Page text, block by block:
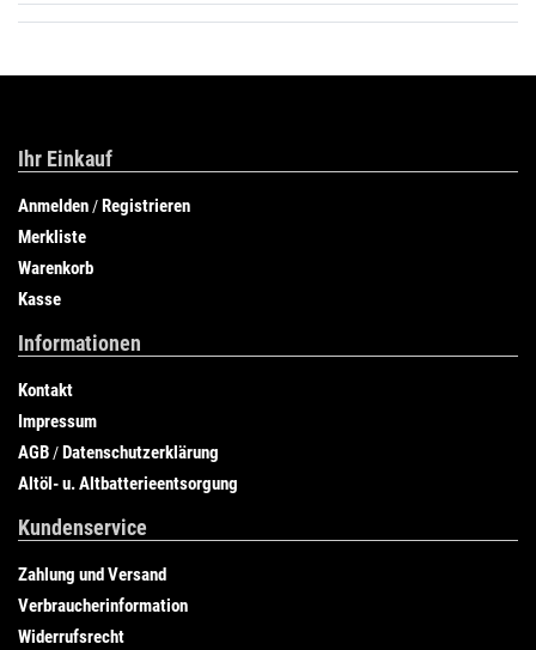
Ihr Einkauf
Anmelden /Registrieren
Merkliste
Warenkorb
Kasse
Informationen
Kontakt
Impressum
AGB /Datenschutzerklärung
Altöl- u. Altbatterieentsorgung
Kundenservice
Zahlung und Versand
Verbraucherinformation
Widerrufsrecht